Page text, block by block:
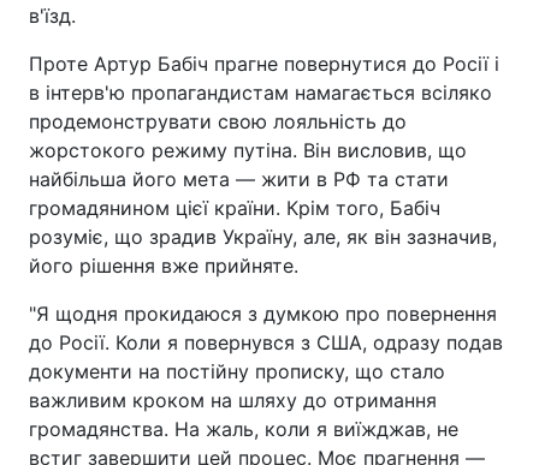
в'їзд.
Проте Артур Бабіч прагне повернутися до Росії і
в інтерв'ю пропагандистам намагається всіляко
продемонструвати свою лояльність до
жорстокого режиму путіна. Він висловив, що
найбільша його мета — жити в РФ та стати
громадянином цієї країни. Крім того, Бабіч
розуміє, що зрадив Україну, але, як він зазначив,
його рішення вже прийняте.
"Я щодня прокидаюся з думкою про повернення
до Росії. Коли я повернувся з США, одразу подав
документи на постійну прописку, що стало
важливим кроком на шляху до отримання
громадянства. На жаль, коли я виїжджав, не
встиг завершити цей процес. Моє прагнення —